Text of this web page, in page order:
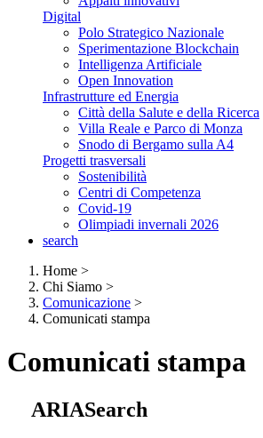
Digital
Polo Strategico Nazionale
Sperimentazione Blockchain
Intelligenza Artificiale
Open Innovation
Infrastrutture ed Energia
Città della Salute e della Ricerca
Villa Reale e Parco di Monza
Snodo di Bergamo sulla A4
Progetti trasversali
Sostenibilità
Centri di Competenza
Covid-19
Olimpiadi invernali 2026
search
Home >
Chi Siamo >
Comunicazione >
Comunicati stampa
Comunicati stampa
ARIASearch